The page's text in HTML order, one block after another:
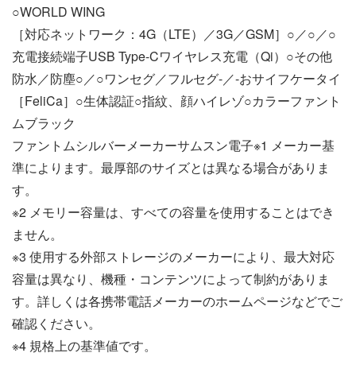
○WORLD WING
［対応ネットワーク：4G（LTE）／3G／GSM］○／○／○
充電接続端子USB Type-Cワイヤレス充電（Qi）○その他
防水／防塵○／○ワンセグ／フルセグ-／-おサイフケータイ
［FeliCa］○生体認証○指紋、顔ハイレゾ○カラーファント
ムブラック
ファントムシルバーメーカーサムスン電子※1 メーカー基
準によります。最厚部のサイズとは異なる場合がありま
す。
※2 メモリー容量は、すべての容量を使用することはでき
ません。
※3 使用する外部ストレージのメーカーにより、最大対応
容量は異なり、機種・コンテンツによって制約がありま
す。詳しくは各携帯電話メーカーのホームページなどでご
確認ください。
※4 規格上の基準値です。